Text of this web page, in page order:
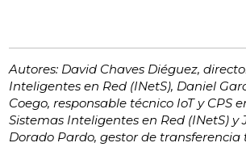
Autores: David Chaves Diéguez,
Inteligentes en Red (INetS), Daniel
Coego, responsable técnico IoT y CPS
Sistemas Inteligentes en Red (INetS) y
Dorado Pardo, gestor de transferencia